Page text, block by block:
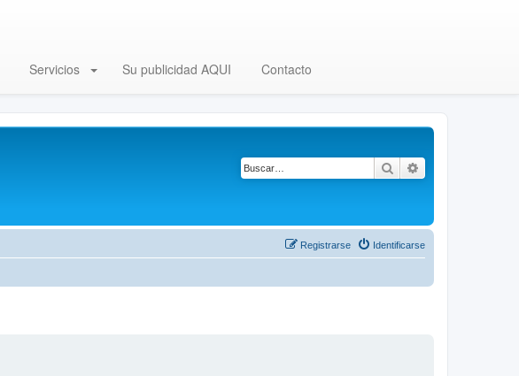
Servicios Su publicidad AQUI Contacto
Buscar
Identificarse
Registrarse